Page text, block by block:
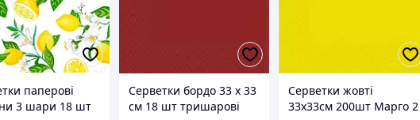
паперові
3 шари 18 шт
Серветки бордо 33 х 33
см 18 шт тришарові
Серветки жовті
33х33см 200шт Марго 2